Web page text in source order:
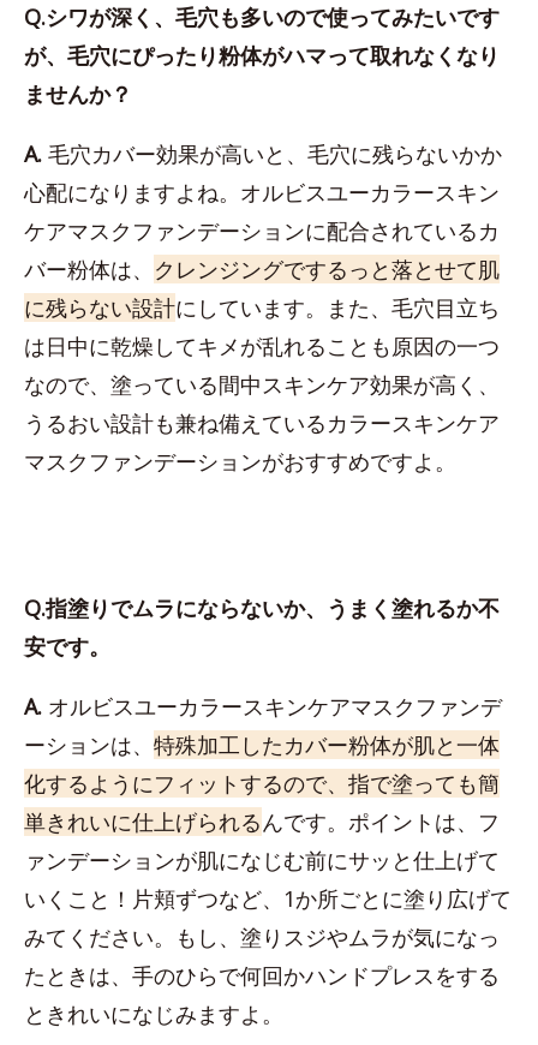
Q.シワが深く、毛穴も多いので使ってみたいです
が、毛穴にぴったり粉体がハマって取れなくなり
ませんか？
A. 毛穴カバー効果が高いと、毛穴に残らないかか
心配になりますよね。オルビスユーカラースキン
ケアマスクファンデーションに配合されているカ
バー粉体は、 クレンジングでするっと落とせて肌
に残らない設計にしています。また、毛穴目立ち
は日中に乾燥してキメが乱れることも原因の一つ
なので、塗っている間中スキンケア効果が高く、
うるおい設計も兼ね備えているカラースキンケア
マスクファンデーションがおすすめですよ。
Q.指塗りでムラにならないか、うまく塗れるか不
安です。
A. オルビスユーカラースキンケアマスクファンデ
ーションは、 特殊加工したカバー粉体が肌と一体
化するようにフィットするので、指で塗っても簡
単きれいに仕上げられるんです。ポイントは、フ
ァンデーションが肌になじむ前にサッと仕上げて
いくこと！片頬ずつなど、1か所ごとに塗り広げて
みてください。もし、塗りスジやムラが気になっ
たときは、手のひらで何回かハンドプレスをする
ときれいになじみますよ。